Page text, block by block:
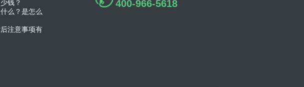
钱？
么？是怎么
注意事项有
400-966-5618